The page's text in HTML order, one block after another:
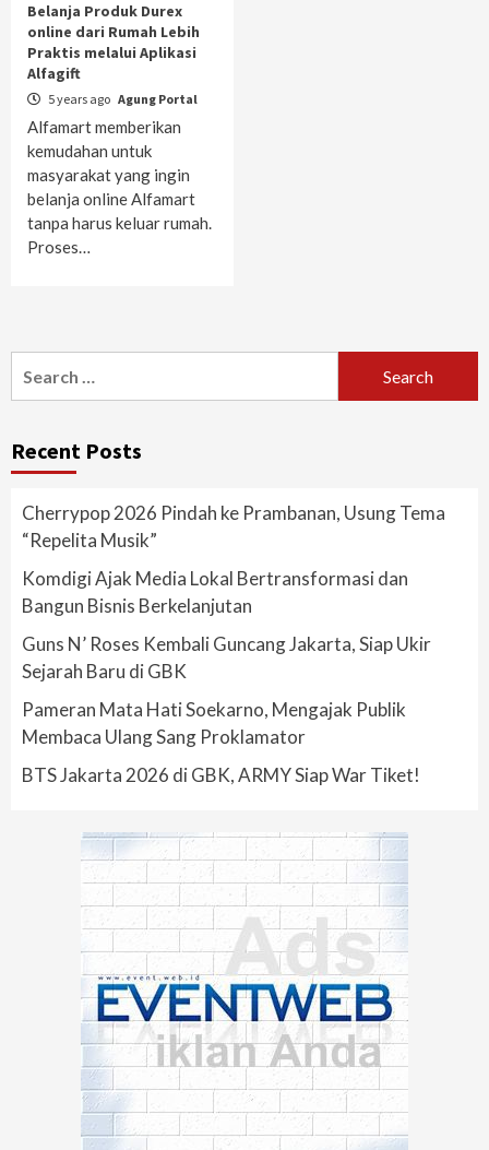
Belanja Produk Durex
online dari Rumah Lebih
Praktis melalui Aplikasi
Alfagift
5 years ago Agung Portal
Alfamart memberikan
kemudahan untuk
masyarakat yang ingin
belanja online Alfamart
tanpa harus keluar rumah.
Proses…
for:
Recent Posts
Cherrypop 2026 Pindah ke Prambanan, Usung Tema
“Repelita Musik”
Komdigi Ajak Media Lokal Bertransformasi dan
Bangun Bisnis Berkelanjutan
Guns N’ Roses Kembali Guncang Jakarta, Siap Ukir
Sejarah Baru di GBK
Pameran Mata Hati Soekarno, Mengajak Publik
Membaca Ulang Sang Proklamator
BTS Jakarta 2026 di GBK, ARMY Siap War Tiket!